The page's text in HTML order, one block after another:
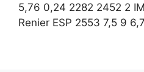
5,76 0,24 2282 2452 2
Renier ESP 2553 7,5 9